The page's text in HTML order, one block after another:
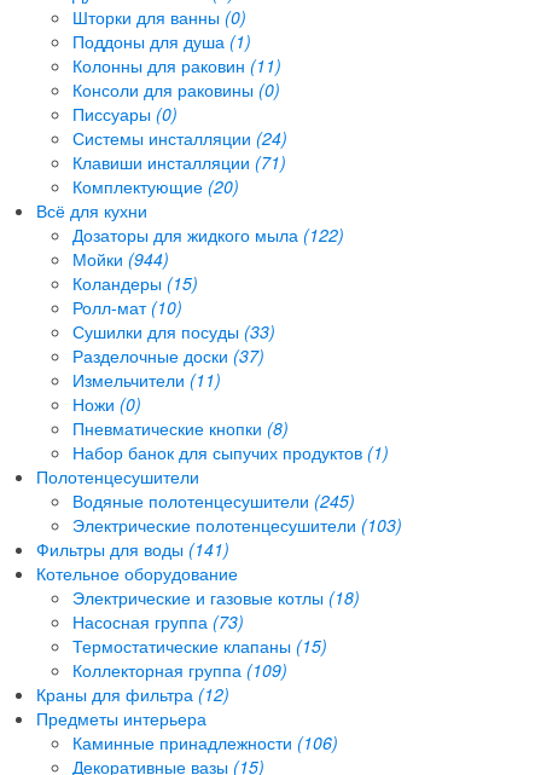
Шторки для ванны (0)
Поддоны для душа (1)
Колонны для раковин (11)
Консоли для раковины (0)
Писсуары (0)
Системы инсталляции (24)
Клавиши инсталляции (71)
Комплектующие (20)
Всё для кухни
Дозаторы для жидкого мыла (122)
Мойки (944)
Коландеры (15)
Ролл-мат (10)
Сушилки для посуды (33)
Разделочные доски (37)
Измельчители (11)
Ножи (0)
Пневматические кнопки (8)
Набор банок для сыпучих продуктов (1)
Полотенцесушители
Водяные полотенцесушители (245)
Электрические полотенцесушители (103)
Фильтры для воды (141)
Котельное оборудование
Электрические и газовые котлы (18)
Насосная группа (73)
Термостатические клапаны (15)
Коллекторная группа (109)
Краны для фильтра (12)
Предметы интерьера
Каминные принадлежности (106)
Декоративные вазы (15)